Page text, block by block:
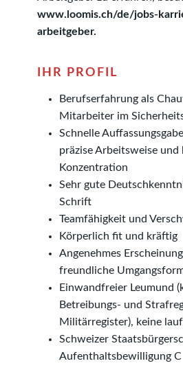
www.loomis.ch/de/jobs-
arbeitgeber.
IHR PROFIL
Berufserfahrung als
Mitarbeiter im
Schnelle
präzise Arbeitsweise und
Konzentration
Sehr gute
Schrift
Teamfähigkeit und
Körperlich fit und kräftig
Angenehmes
freundliche
Einwandfreier Leumund
Betreibungs- und
Militärregister), keine
Schweizer
Aufenthaltsbewilligung C